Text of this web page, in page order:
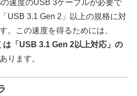
速度のUSB 3ケーブルが必要で
USB 3.1 Gen 2」以上の規格に対
。この速度を得るためには、
は「USB 3.1 Gen 2以上対応」の
ります。